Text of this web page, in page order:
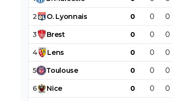
2 O. Lyonnais 0 0 0
3 Brest 0 0 0
4 Lens 0 0 0
5 Toulouse 0 0 0
6 Nice 0 0 0